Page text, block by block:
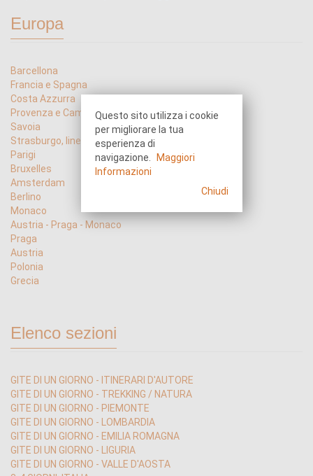
Europa
Barcellona
Francia e Spagna
Costa Azzurra
Provenza e Camargue
Savoia
Strasburgo, linea Maginot, Struthof
Parigi
Bruxelles
Amsterdam
Berlino
Monaco
Austria - Praga - Monaco
Praga
Austria
Polonia
Grecia
Elenco sezioni
GITE DI UN GIORNO - ITINERARI D'AUTORE
GITE DI UN GIORNO - TREKKING / NATURA
GITE DI UN GIORNO - PIEMONTE
GITE DI UN GIORNO - LOMBARDIA
GITE DI UN GIORNO - EMILIA ROMAGNA
GITE DI UN GIORNO - LIGURIA
GITE DI UN GIORNO - VALLE D'AOSTA
Questo sito utilizza i cookie
per migliorare la tua
esperienza di
navigazione.
Maggiori
Informazioni
Chiudi